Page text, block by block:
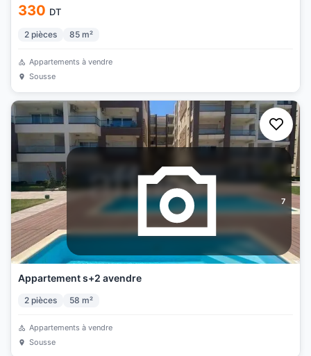
330 DT
2 pièces 85 m²
Appartements à vendre
Sousse
7
Appartement s+2 avendre
2 pièces 58 m²
Appartements à vendre
Sousse